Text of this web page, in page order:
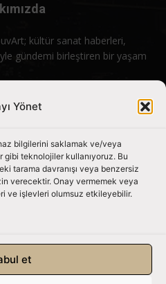
Yönet
bilgilerini saklamak ve/veya
gibi teknolojiler kullanıyoruz. Bu
tarama davranışı veya benzersiz
verecektir. Onay vermemek veya
ve işlevleri olumsuz etkileyebilir.
et
kültür sanat haberleri,
gündemi birleştiren bir yaşam
Edin